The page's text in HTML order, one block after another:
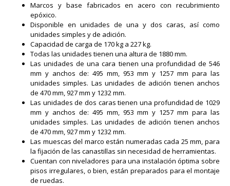
Marcos y base fabricados en acero con recubrimiento
epóxico.
Disponible en unidades de una y dos caras, así como
unidades simples y de adición.
Capacidad de carga de 170 kg a 227 kg.
Todas las unidades tienen una altura de 1880 mm.
Las unidades de una cara tienen una profundidad de 546
mm y anchos de: 495 mm, 953 mm y 1257 mm para las
unidades simples. Las unidades de adición tienen anchos
de 470 mm, 927 mm y 1232 mm.
Las unidades de dos caras tienen una profundidad de 1029
mm y anchos de: 495 mm, 953 mm y 1257 mm para las
unidades simples. Las unidades de adición tienen anchos
de 470 mm, 927 mm y 1232 mm.
Las muescas del marco están numeradas cada 25 mm, para
la fijación de las canastillas sin necesidad de herramientas.
Cuentan con niveladores para una instalación óptima sobre
pisos irregulares, o bien, están preparados para el montaje
de ruedas.